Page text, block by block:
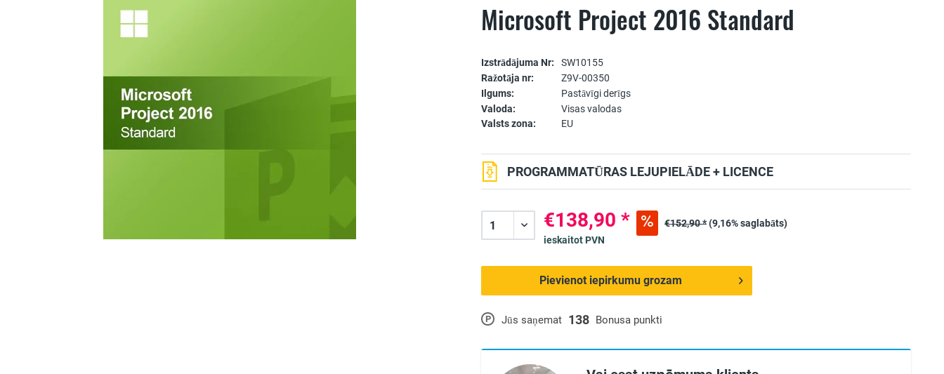
Microsoft Project 2016 Standard
Izstrādājuma Nr:
SW10155
Ražotāja nr:
Z9V-00350
Ilgums:
Pastāvīgi derīgs
Valoda:
Visas valodas
Valsts zona:
EU
P Jūs saņemat 138 Bonusa punkti
PROGRAMMATŪRAS LEJUPIELĀDE + LICENCE
€138,90 * €152,90 *(9,16% saglabāts)
ieskaitot PVN
Pievienot iepirkumu grozam